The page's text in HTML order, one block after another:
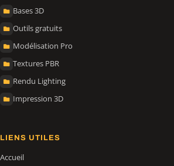
Bases 3D
Outils gratuits
Modélisation Pro
Textures PBR
Rendu Lighting
Impression 3D
LIENS UTILES
Accueil